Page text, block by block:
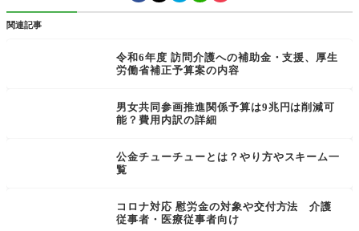
関連記事
令和6年度 訪問介護への補助金・支援、厚生
労働省補正予算案の内容
男女共同参画推進関係予算は9兆円は削減可
能？費用内訳の詳細
公金チューチューとは？やり方やスキーム一
覧
コロナ対応 慰労金の対象や交付方法 介護
従事者・医療従事者向け